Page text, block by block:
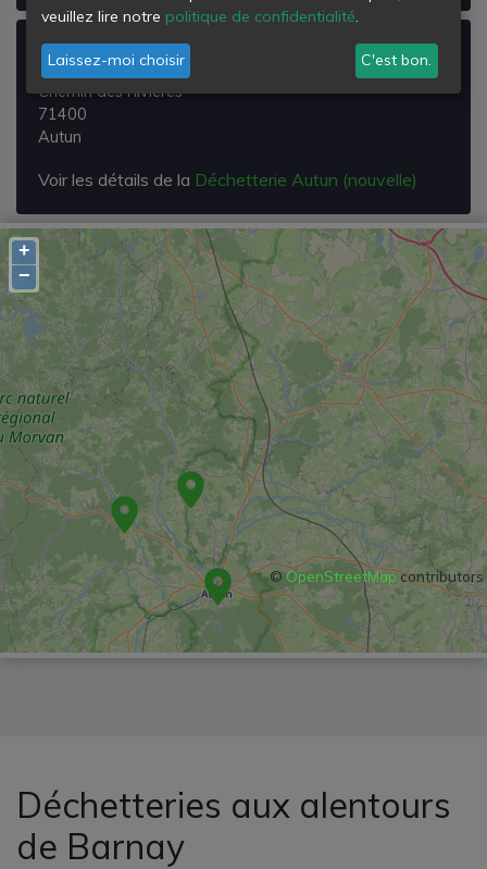
Déchetterie Autun (nouvelle)
Chemin des Rivières
71400
Autun
Voir les détails de la Déchetterie Autun (nouvelle)
+
−
©OpenStreetMapcontributors
Déchetteries aux alentours
de Barnay
veuillez lire notre politique de confidentialité.
Laissez-moi choisir C'est bon.